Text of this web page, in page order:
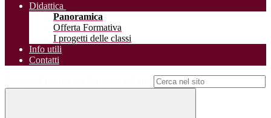
Didattica
Panoramica
Offerta Formativa
I progetti delle classi
Info utili
Contatti